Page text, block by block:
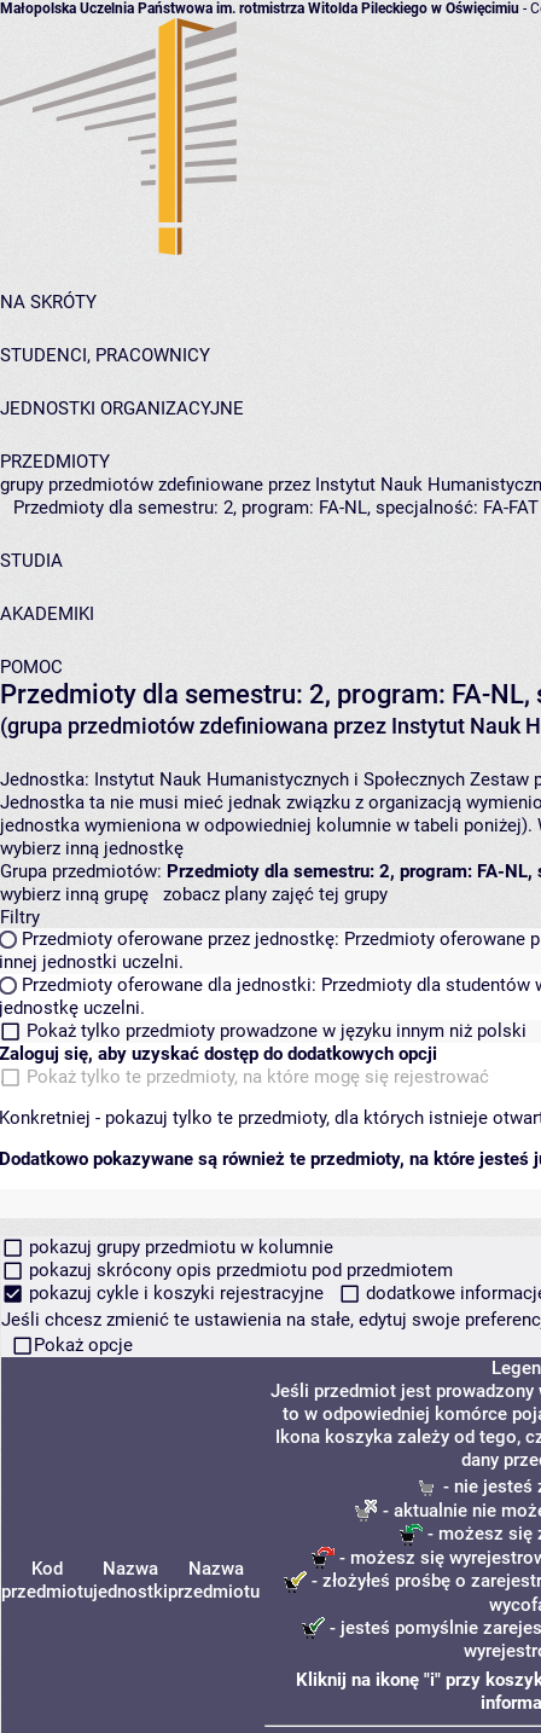
Małopolska Uczelnia Państwowa im. rotmistrza Witolda Pileckiego w Oświęcimiu -
NA SKRÓTY
STUDENCI, PRACOWNICY
JEDNOSTKI ORGANIZACYJNE
PRZEDMIOTY
grupy przedmiotów zdefiniowane przez Instytut Nauk
Przedmioty dla semestru: 2, program: FA-NL, specjalność: FA-FAT
STUDIA
AKADEMIKI
POMOC
Przedmioty dla semestru: 2, program: FA-NL,
(grupa przedmiotów zdefiniowana przez Instytut Nauk
Jednostka: Instytut Nauk Humanistycznych i Społecznych Zestaw
Jednostka ta nie musi mieć jednak związku z organizacją
jednostka wymieniona w odpowiedniej kolumnie w tabeli
wybierz inną jednostkę
Grupa przedmiotów: Przedmioty dla semestru: 2, program: FA-NL,
wybierz inną grupę
zobacz plany zajęć tej grupy
Filtry
Przedmioty oferowane przez jednostkę: Przedmioty oferowane
innej jednostki uczelni.
Przedmioty oferowane dla jednostki: Przedmioty dla studentów
jednostkę uczelni.
Pokaż tylko przedmioty prowadzone w języku innym niż polski
Zaloguj się, aby uzyskać dostęp do dodatkowych opcji
Pokaż tylko te przedmioty, na które mogę się rejestrować
Konkretniej - pokazuj tylko te przedmioty, dla których istnieje
Dodatkowo pokazywane są również te przedmioty, na które jesteś
pokazuj grupy przedmiotu w kolumnie
pokazuj skrócony opis przedmiotu pod przedmiotem
pokazuj cykle i koszyki rejestracyjne
dodatkowe
Jeśli chcesz zmienić te ustawienia na stałe, edytuj swoje
Pokaż opcje
Kod
przedmiotu
Nazwa
jednostki
Nazwa
przedmiotu
Jeśli przedmiot jest prowadzony
to w odpowiedniej komórce
Ikona koszyka zależy od tego,
dany
- nie jesteś
- aktualnie nie
- możesz się
- możesz się
- złożyłeś prośbę o
- jesteś pomyślnie
Kliknij na ikonę "i" przy